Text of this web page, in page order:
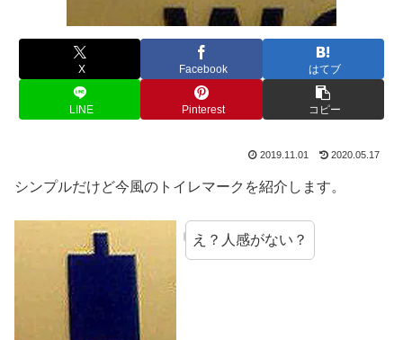
X Facebook はてブ
LINE Pinterest コピー
2019.11.01 2020.05.17
シンプルだけど今風のトイレマークを紹介します。
え？人感がない？